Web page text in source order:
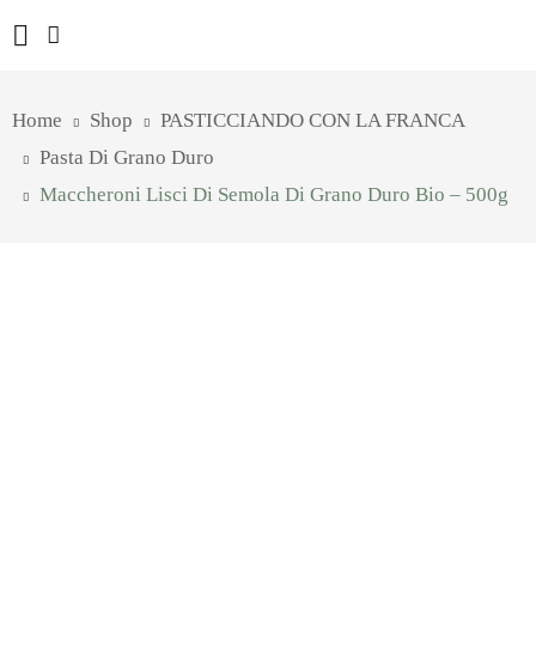
Home Shop
PASTICCIANDO CON LA FRANCA
Pasta Di Grano Duro
Maccheroni Lisci Di Semola Di Grano Duro Bio – 500g